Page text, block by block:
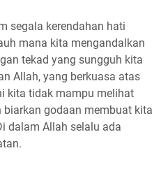
segala kerendahan hati
mana kita mengandalkan
tekad yang sungguh kita
Allah, yang berkuasa atas
kita tidak mampu melihat
godaan membuat kita
dalam Allah selalu ada